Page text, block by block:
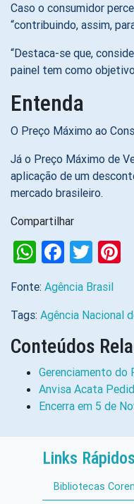
Caso o consumidor
“contribuindo, assim,
“Destaca-se que,
painel tem como
Entenda
O Preço Máximo ao
Já o Preço Máximo de
aplicação de um
mercado brasileiro.
Compartilhar
WhatsApp
Fonte: Agência Brasil
Tags: Agência Nacional
Conteúdos
Gerenciamento do
Anvisa Acata
Encerra em 5 de
Links Rápidos
Bibliotecas